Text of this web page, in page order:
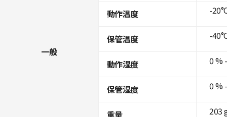
一般
動作温度
保管温度
動作湿度
保管湿度
-
-
0 %
0 %
203